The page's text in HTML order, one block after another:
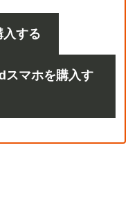
入する
マホを購入す